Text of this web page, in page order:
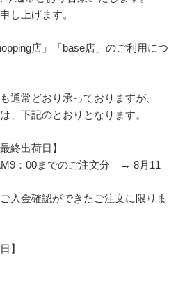
し上げます。
店」「base店」のご利用につ
通常どおり承っておりますが、
、下記のとおりとなります。
終出荷日】
：00までのご注文分 → 8月11
入金確認ができたご注文に限りま
】